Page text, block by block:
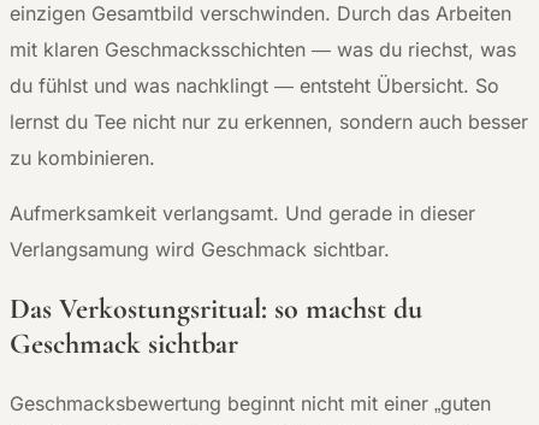
einzigen Gesamtbild verschwinden. Durch das Arbeiten
mit klaren Geschmacksschichten — was du riechst, was
du fühlst und was nachklingt — entsteht Übersicht. So
lernst du Tee nicht nur zu erkennen, sondern auch besser
zu kombinieren.
Aufmerksamkeit verlangsamt. Und gerade in dieser
Verlangsamung wird Geschmack sichtbar.
Das Verkostungsritual: so machst du
Geschmack sichtbar
Geschmacksbewertung beginnt nicht mit einer „guten